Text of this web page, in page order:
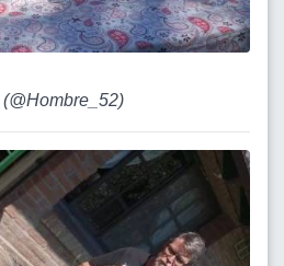
(@Hombre_52)